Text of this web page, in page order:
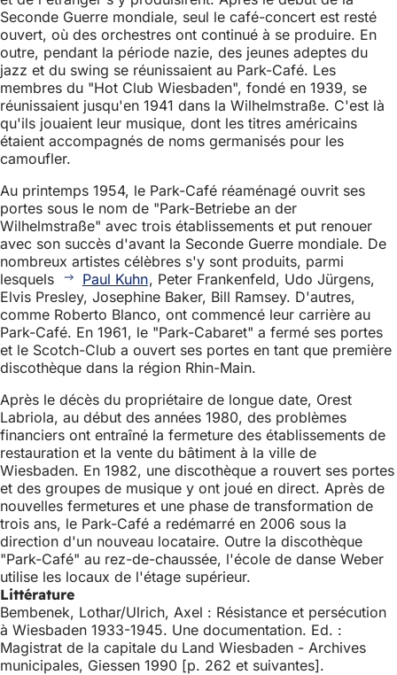
Seconde Guerre mondiale, seul le café-concert est resté
ouvert, où des orchestres ont continué à se produire. En
outre, pendant la période nazie, des jeunes adeptes du
jazz et du swing se réunissaient au Park-Café. Les
membres du "Hot Club Wiesbaden", fondé en 1939, se
réunissaient jusqu'en 1941 dans la Wilhelmstraße. C'est là
qu'ils jouaient leur musique, dont les titres américains
étaient accompagnés de noms germanisés pour les
camoufler.
Au printemps 1954, le Park-Café réaménagé ouvrit ses
portes sous le nom de "Park-Betriebe an der
Wilhelmstraße" avec trois établissements et put renouer
avec son succès d'avant la Seconde Guerre mondiale. De
nombreux artistes célèbres s'y sont produits, parmi
lesquels
Paul Kuhn, Peter Frankenfeld, Udo Jürgens,
Elvis Presley, Josephine Baker, Bill Ramsey. D'autres,
comme Roberto Blanco, ont commencé leur carrière au
Park-Café. En 1961, le "Park-Cabaret" a fermé ses portes
et le Scotch-Club a ouvert ses portes en tant que première
discothèque dans la région Rhin-Main.
Après le décès du propriétaire de longue date, Orest
Labriola, au début des années 1980, des problèmes
financiers ont entraîné la fermeture des établissements de
restauration et la vente du bâtiment à la ville de
Wiesbaden. En 1982, une discothèque a rouvert ses portes
et des groupes de musique y ont joué en direct. Après de
nouvelles fermetures et une phase de transformation de
trois ans, le Park-Café a redémarré en 2006 sous la
direction d'un nouveau locataire. Outre la discothèque
"Park-Café" au rez-de-chaussée, l'école de danse Weber
utilise les locaux de l'étage supérieur.
Littérature
Bembenek, Lothar/Ulrich, Axel : Résistance et persécution
à Wiesbaden 1933-1945. Une documentation. Ed. :
Magistrat de la capitale du Land Wiesbaden - Archives
municipales, Giessen 1990 [p. 262 et suivantes].